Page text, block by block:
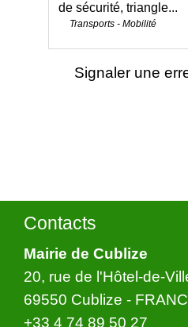
de sécurité, triangle...
Transports - Mobilité
Signaler une
Contacts
Mairie de Cublize
20, rue de l'Hôtel-de-
69550 Cublize -
+33 4 74 89 50 27